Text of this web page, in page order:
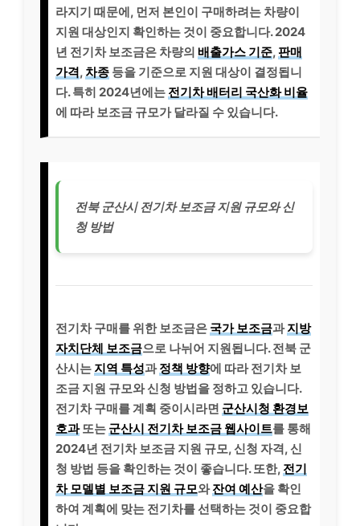
라지기 때문에, 먼저 본인이 구매하려는 차량이
지원 대상인지 확인하는 것이 중요합니다. 2024
년 전기차 보조금은 차량의 배출가스 기준, 판매
가격, 차종 등을 기준으로 지원 대상이 결정됩니
다. 특히 2024년에는 전기차 배터리 국산화 비율
에 따라 보조금 규모가 달라질 수 있습니다.
전북 군산시 전기차 보조금 지원 규모와 신
청 방법
전기차 구매를 위한 보조금은 국가 보조금과지방
자치단체 보조금으로 나뉘어 지원됩니다. 전북 군
산시는지역 특성과정책 방향에 따라 전기차 보
조금 지원 규모와 신청 방법을 정하고 있습니다.
전기차 구매를 계획 중이시라면 군산시청 환경보
호과또는 군산시 전기차 보조금 웹사이트를 통해
2024년 전기차 보조금 지원 규모, 신청 자격, 신
청 방법 등을 확인하는 것이 좋습니다. 또한, 전기
차 모델별 보조금 지원 규모와잔여 예산을 확인
하여 계획에 맞는 전기차를 선택하는 것이 중요합